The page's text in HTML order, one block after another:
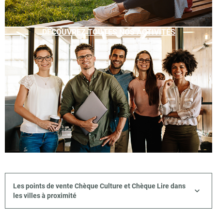
DÉCOUVREZ TOUTES NOS ACTIVITÉS
Les points de vente Chèque Culture et Chèque Lire dans
les villes à proximité